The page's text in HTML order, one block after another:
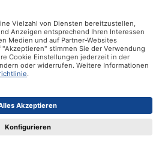
Mehrwertsteuer zzgl.
wenn nicht anders angegeben.